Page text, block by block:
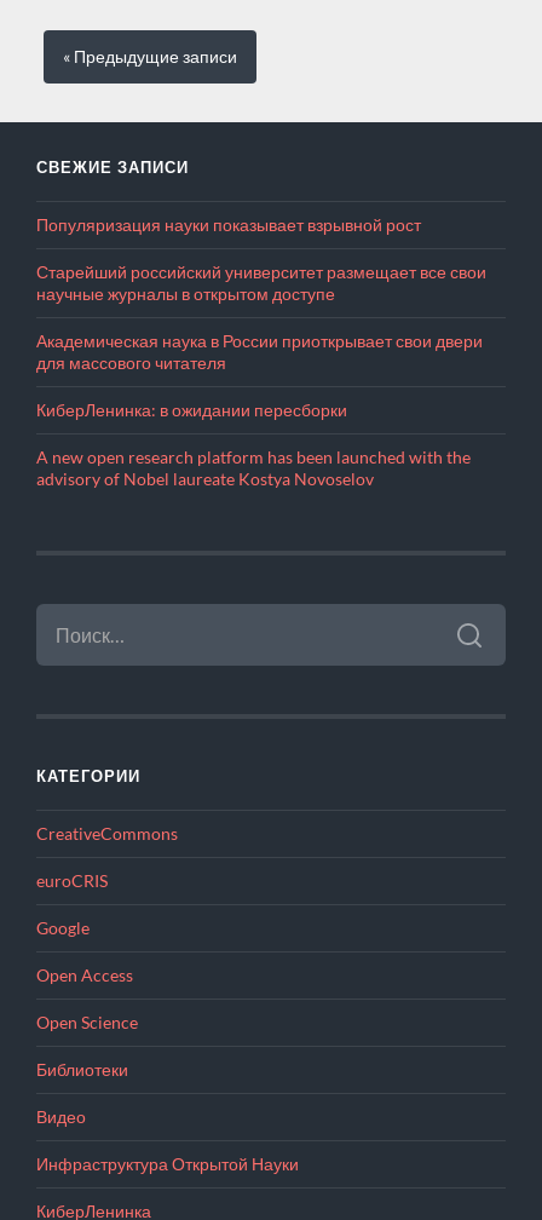
« Предыдущиезаписи
СВЕЖИЕ ЗАПИСИ
Популяризация науки показывает взрывной рост
Старейший российский университет размещает все свои
научные журналы в открытом доступе
Академическая наука в России приоткрывает свои двери
для массового читателя
КиберЛенинка: в ожидании пересборки
A new open research platform has been launched with the
advisory of Nobel laureate Kostya Novoselov
НАЙТИ:
КАТЕГОРИИ
CreativeCommons
euroCRIS
Google
Open Access
Open Science
Библиотеки
Видео
Инфраструктура Открытой Науки
КиберЛенинка